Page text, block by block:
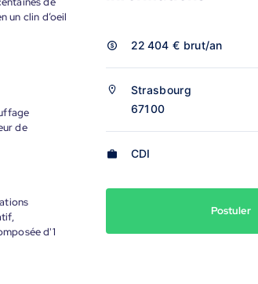
un clin d’oeil
de
d'1
22 404 € brut/an
Strasbourg
67100
CDI
Postuler